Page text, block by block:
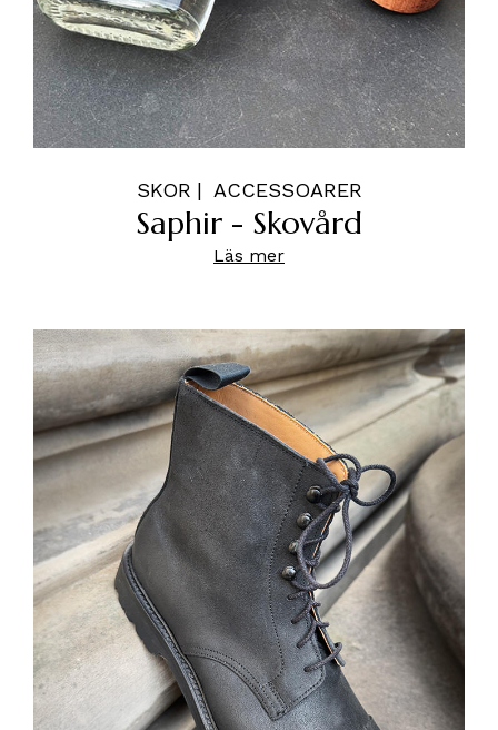
SKOR ACCESSOARER
Saphir - Skovård
Läs mer